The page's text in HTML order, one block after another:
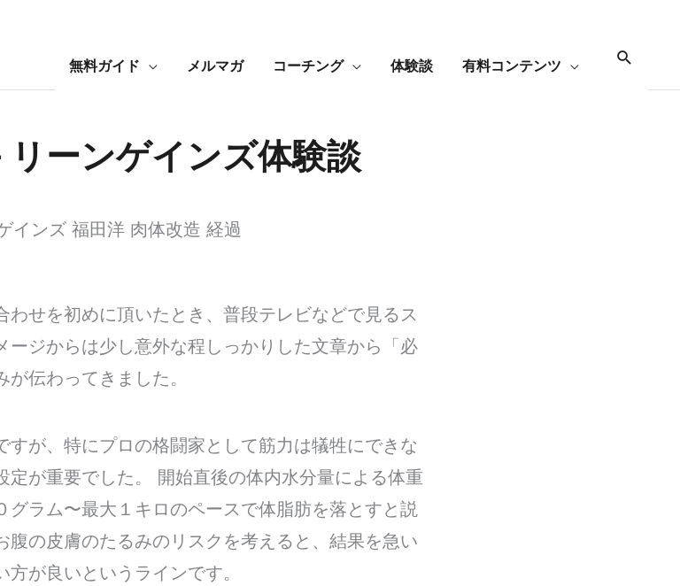
無料ガイド メルマガ コーチング 体験談 有料コンテンツ
リーンゲインズ体験談
わせを初めに頂いたとき、普段テレビなどで見るス
ージからは少し意外な程しっかりした文章から「必
伝わってきました。
すが、特にプロの格闘家として筋力は犠牲にできな
定が重要でした。 開始直後の体内水分量による体重
グラム〜最大１キロのペースで体脂肪を落とすと説
腹の皮膚のたるみのリスクを考えると、結果を急い
が良いというラインです。